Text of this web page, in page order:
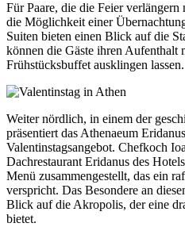
Für Paare, die die Feier verlängern
die Möglichkeit einer
Suiten bieten einen Blick auf die
können die Gäste ihren Aufenthalt
Frühstücksbuffet ausklingen lassen.
Weiter nördlich, in einem der
präsentiert das Athenaeum
Valentinstagsangebot. Chefkoch
Dachrestaurant Eridanus des
Menü zusammengestellt, das ein
verspricht. Das Besondere an
Blick auf die Akropolis, der eine
bietet.